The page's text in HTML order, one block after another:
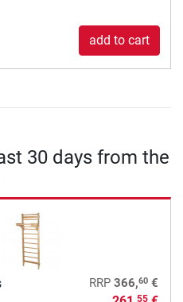
add to cart
30 days from the
RRP 366,60€
55